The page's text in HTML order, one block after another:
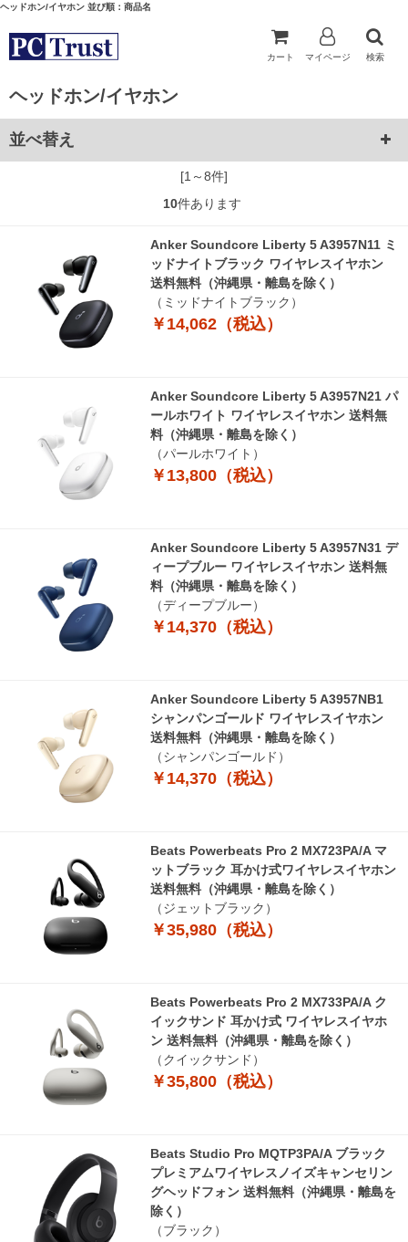
ヘッドホン/イヤホン 並び順：商品名
カート マイページ 検索
ヘッドホン/イヤホン
並べ替え
[1～8件]
10件あります
Anker Soundcore Liberty 5 A3957N11 ミ
ッドナイトブラック ワイヤレスイヤホン
送料無料（沖縄県・離島を除く）
（ミッドナイトブラック）
￥14,062（税込）
Anker Soundcore Liberty 5 A3957N21 パ
ールホワイト ワイヤレスイヤホン 送料無
料（沖縄県・離島を除く）
（パールホワイト）
￥13,800（税込）
Anker Soundcore Liberty 5 A3957N31 デ
ィープブルー ワイヤレスイヤホン 送料無
料（沖縄県・離島を除く）
（ディープブルー）
￥14,370（税込）
Anker Soundcore Liberty 5 A3957NB1
シャンパンゴールド ワイヤレスイヤホン
送料無料（沖縄県・離島を除く）
（シャンパンゴールド）
￥14,370（税込）
Beats Powerbeats Pro 2 MX723PA/A マ
ットブラック 耳かけ式ワイヤレスイヤホン
送料無料（沖縄県・離島を除く）
（ジェットブラック）
￥35,980（税込）
Beats Powerbeats Pro 2 MX733PA/A ク
イックサンド 耳かけ式 ワイヤレスイヤホ
ン 送料無料（沖縄県・離島を除く）
（クイックサンド）
￥35,800（税込）
Beats Studio Pro MQTP3PA/A ブラック
プレミアムワイヤレスノイズキャンセリン
グヘッドフォン 送料無料（沖縄県・離島を
除く）
（ブラック）